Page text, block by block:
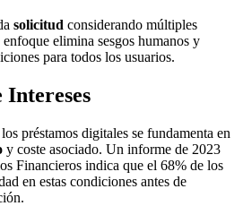
solicitud considerando múltiples
elimina sesgos humanos y
para todos los usuarios.
Intereses
préstamos digitales se fundamenta en
y coste asociado. Un informe de 2023
Financieros indica que el 68% de los
en estas condiciones antes de